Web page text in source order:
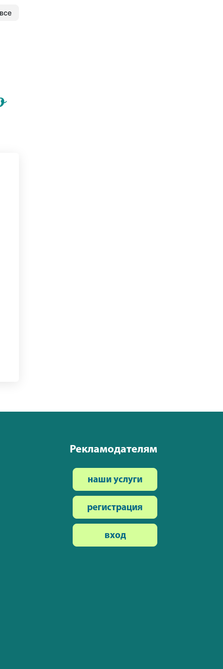
Рекламодателям
наши услуги
регистрация
вход